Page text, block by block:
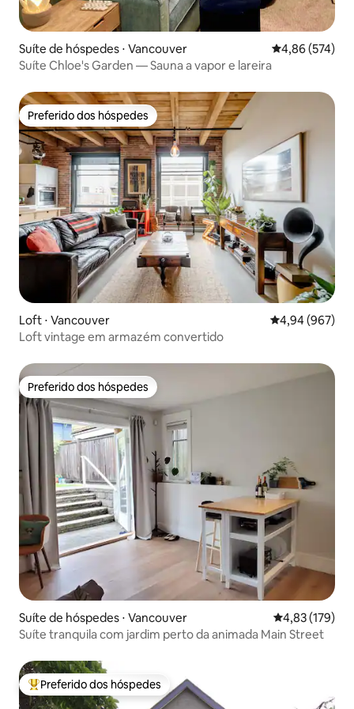
Suíte de hóspedes ⋅ Vancouver 4,86 de uma
4,86 (574)
Suíte Chloe's Garden — Sauna a vapor e lareira
Preferido dos hóspedes
Preferido dos hóspedes
Loft ⋅ Vancouver 4,94 de uma
4,94 (967)
Loft vintage em armazém convertido
Preferido dos hóspedes
Preferido dos hóspedes
Suíte de hóspedes ⋅ Vancouver 4,83 de uma
4,83 (179)
Suíte tranquila com jardim perto da animada Main Street
Entre os melhores preferidos dos hóspedes
Preferido dos hóspedes